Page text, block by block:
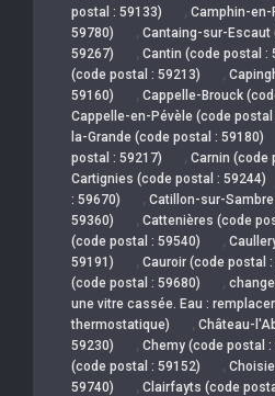
postal : 59133)
, Camphin-en-
59780)
, Cantaing-sur-Escaut
59267)
, Cantin (code postal :
(code postal : 59213)
,
59160)
, Cappelle-Brouck
Cappelle-en-Pévèle (code postal
la-Grande (code postal : 59180)
postal : 59217)
, Carnin (code
Cartignies (code postal : 59244)
: 59670)
, Catillon-sur-
59360)
, Cattenières (code
(code postal : 59540)
,
59191)
, Cauroir (code postal :
(code postal : 59680)
,
une vitre cassée. Eau :
thermostatique)
, Château-
59230)
, Chemy (code postal :
(code postal : 59152)
,
59740)
, Clairfayts (code